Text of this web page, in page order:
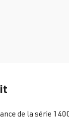
de la série